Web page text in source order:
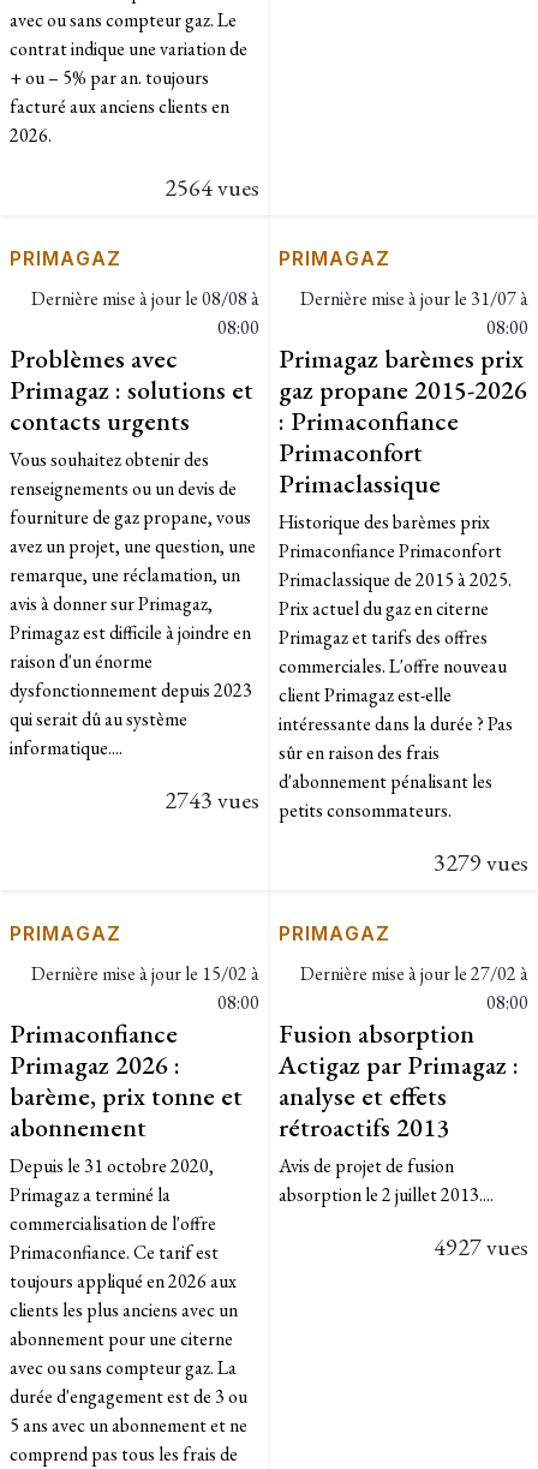
avec ou sans compteur gaz. Le
contrat indique une variation de
+ ou – 5% par an. toujours
facturé aux anciens clients en
2026.​
2564 vues
PRIMAGAZ
Dernière mise à jour le08/08 à
08:00
Problèmes avec
Primagaz : solutions et
contacts urgents
Vous souhaitez obtenir des
renseignements ou un devis de
fourniture de gaz propane, vous
avez un projet, une question, une
remarque, une réclamation, un
avis à donner sur Primagaz,
Primagaz est difficile à joindre en
raison d'un énorme
dysfonctionnement depuis 2023
qui serait dû au système
informatique....
2743 vues
PRIMAGAZ
Dernière mise à jour le 31/07 à
08:00
Primagaz barèmes prix
gaz propane 2015-2026
: Primaconfiance
Primaconfort
Primaclassique
Historique des barèmes prix
Primaconfiance Primaconfort
Primaclassique de 2015 à 2025.
Prix actuel du gaz en citerne
Primagaz et tarifs des offres
commerciales. L'offre nouveau
client Primagaz est-elle
intéressante dans la durée ? Pas
sûr en raison des frais
d'abonnement pénalisant les
petits consommateurs.
3279 vues
PRIMAGAZ
Dernière mise à jour le 15/02 à
08:00
Primaconfiance
Primagaz 2026 :
barème, prix tonne et
abonnement
Depuis le 31 octobre 2020,
Primagaz a terminé la
commercialisation de l'offre
Primaconfiance. Ce tarif est
toujours appliqué en 2026 aux
clients les plus anciens avec un
abonnement pour une citerne
avec ou sans compteur gaz. La
durée d'engagement est de 3 ou
5 ans avec un abonnement et ne
comprend pas tous les frais de
PRIMAGAZ
Dernière mise à jour le27/02 à
08:00
Fusion absorption
Actigaz par Primagaz :
analyse et effets
rétroactifs 2013
Avis de projet de fusion
absorption le 2 juillet 2013....
4927 vues